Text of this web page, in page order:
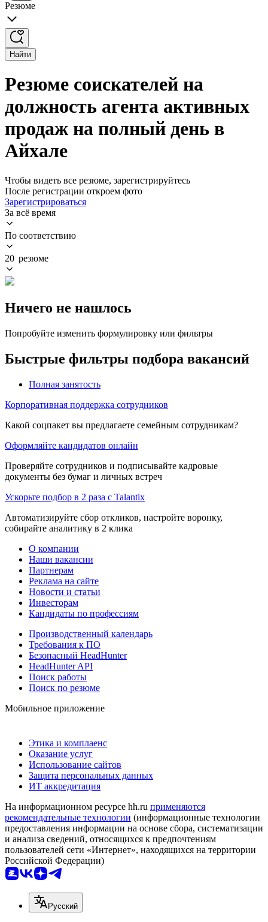
Резюме
Найти
Резюме соискателей на
должность агента активных
продаж на полный день в
Айхале
Чтобы видеть все резюме, зарегистрируйтесь
После регистрации откроем фото
Зарегистрироваться
За всё время
По соответствию
20 резюме
Ничего не нашлось
Попробуйте изменить формулировку или фильтры
Быстрые фильтры подбора вакансий
Полная занятость
Корпоративная поддержка сотрудников
Какой соцпакет вы предлагаете семейным сотрудникам?
Оформляйте кандидатов онлайн
Проверяйте сотрудников и подписывайте кадровые
документы без бумаг и личных встреч
Ускорьте подбор в 2 раза с Talantix
Автоматизируйте сбор откликов, настройте воронку,
собирайте аналитику в 2 клика
О компании
Наши вакансии
Партнерам
Реклама на сайте
Новости и статьи
Инвесторам
Кандидаты по профессиям
Производственный календарь
Требования к ПО
Безопасный HeadHunter
HeadHunter API
Поиск работы
Поиск по резюме
Мобильное приложение
Этика и комплаенс
Оказание услуг
Использование сайтов
Защита персональных данных
ИТ аккредитация
На информационном ресурсе hh.ru применяются
рекомендательные технологии (информационные технологии
предоставления информации на основе сбора, систематизации
и анализа сведений, относящихся к предпочтениям
пользователей сети «Интернет», находящихся на территории
Российской Федерации)
Русский